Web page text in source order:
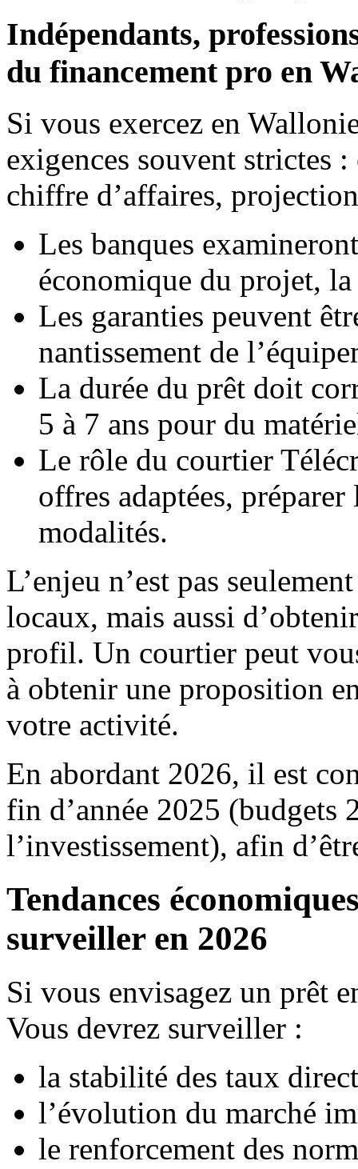
Indépendants,
du financement pro en
Si vous exercez en
exigences souvent strictes
chiffre d’affaires,
Les banques
économique du projet,
Les garanties peuvent
nantissement de
La durée du prêt doit
5 à 7 ans pour du
Le rôle du courtier
offres adaptées,
modalités.
L’enjeu n’est pas
locaux, mais aussi
profil. Un courtier peut
à obtenir une proposition
votre activité.
En abordant 2026, il est
fin d’année 2025 (budgets
l’investissement), afin
Tendances
surveiller en 2026
Si vous envisagez un prêt
Vous devrez surveiller :
la stabilité des taux
l’évolution du marché
le renforcement des